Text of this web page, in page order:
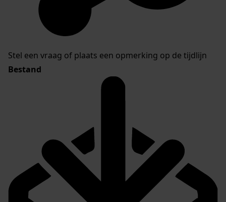
Stel een vraag of plaats een opmerking op de tijdlijn
Bestand